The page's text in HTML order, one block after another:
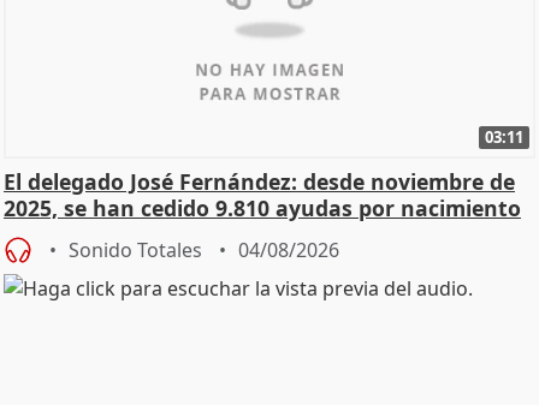
03:11
El delegado José Fernández: desde noviembre de
2025, se han cedido 9.810 ayudas por nacimiento
Sonido Totales 04/08/2026